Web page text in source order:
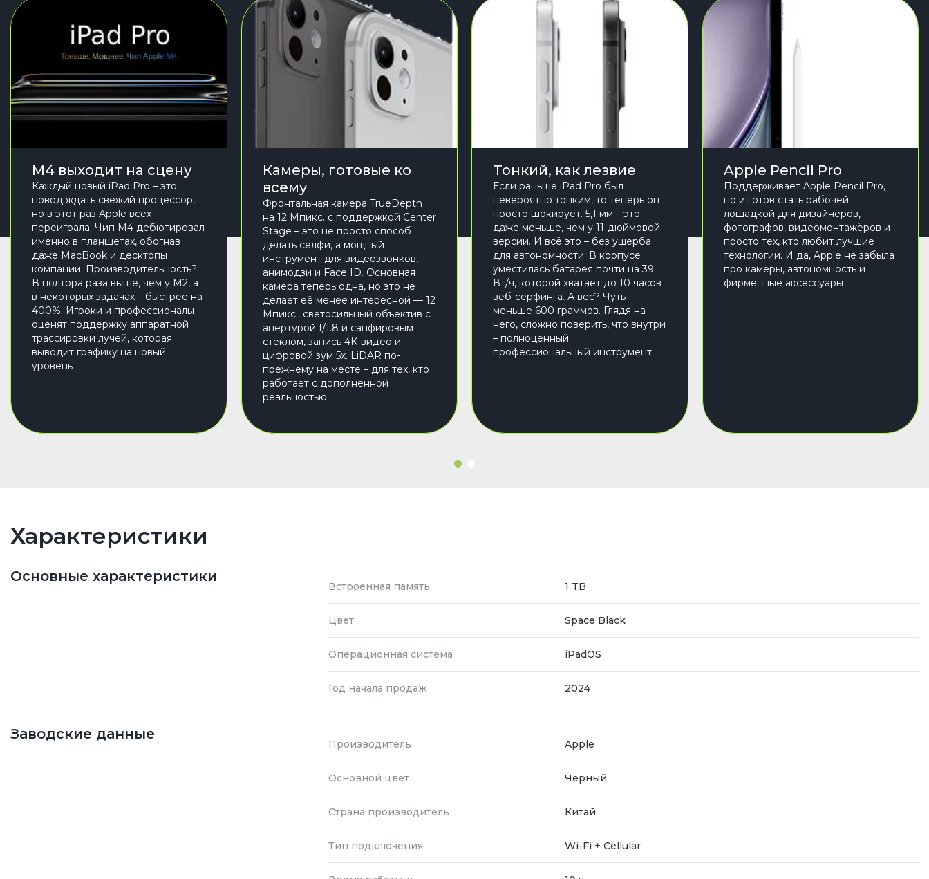
M4 выходит на сцену
Каждый новый iPad Pro – это
повод ждать свежий процессор,
но в этот раз Apple всех
переиграла. Чип M4 дебютировал
именно в планшетах, обогнав
даже MacBook и десктопы
компании. Производительность?
В полтора раза выше, чем у M2, а
в некоторых задачах – быстрее на
400%. Игроки и профессионалы
оценят поддержку аппаратной
трассировки лучей, которая
выводит графику на новый
уровень
Камеры, готовые ко
всему
Фронтальная камера TrueDepth
на 12 Мпикс. с поддержкой Center
Stage – это не просто способ
делать селфи, а мощный
инструмент для видеозвонков,
анимодзи и Face ID. Основная
камера теперь одна, но это не
делает её менее интересной — 12
Мпикс., светосильный объектив с
апертурой f/1.8 и сапфировым
стеклом, запись 4K-видео и
цифровой зум 5x. LiDAR по-
прежнему на месте – для тех, кто
работает с дополненной
реальностью
Тонкий, как лезвие
Если раньше iPad Pro был
невероятно тонким, то теперь он
просто шокирует. 5,1 мм – это
даже меньше, чем у 11-дюймовой
версии. И всё это – без ущерба
для автономности. В корпусе
уместилась батарея почти на 39
Вт/ч, которой хватает до 10 часов
веб-серфинга. А вес? Чуть
меньше 600 граммов. Глядя на
него, сложно поверить, что внутри
– полноценный
профессиональный инструмент
Apple Pencil Pro
Поддерживает Apple Pencil Pro,
но и готов стать рабочей
лошадкой для дизайнеров,
фотографов, видеомонтажёров и
просто тех, кто любит лучшие
технологии. И да, Apple не забыла
про камеры, автономность и
фирменные аксессуары
Характеристики
Основные характеристики
Встроенная память 1 TB
Цвет Space Black
Операционная система iPadOS
Год начала продаж 2024
Заводские данные
Производитель Apple
Основной цвет Черный
Страна производитель Китай
Тип подключения Wi-Fi + Cellular